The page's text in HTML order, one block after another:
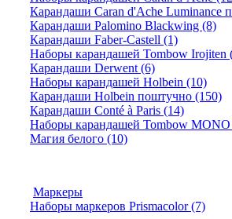
Карандаши Caran d'Ache Luminance
Карандаши Palomino Blackwing (8)
Карандаши Faber-Castell (1)
Наборы карандашей Tombow Irojiten
Карандаши Derwent (6)
Наборы карандашей Holbein (10)
Карандаши Holbein поштучно (150)
Карандаши Conté à Paris (14)
Наборы карандашей Tombow MONO
Магия белого (10)
Маркеры
Наборы маркеров Prismacolor (7)